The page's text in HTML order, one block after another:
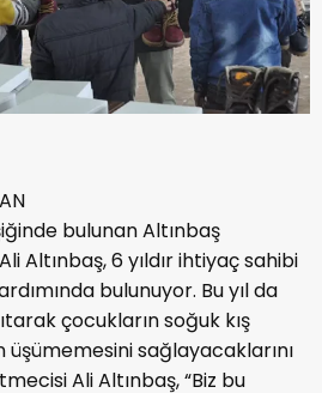
bulunan Altınbaş
Altınbaş, 6 yıldır ihtiyaç sahibi
bulunuyor. Bu yıl da
çocukların soğuk kış
üşümemesini sağlayacaklarını
Ali Altınbaş, “Biz bu